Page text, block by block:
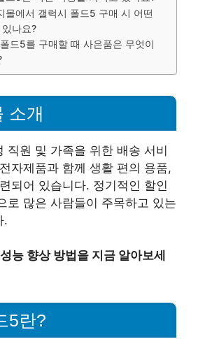
몰에서 갤럭시 폴드5 구매 시 어떤
나요?
드5를 구매할 때 사은품은 무엇이
소개
직원 및 가족을 위한 배송 서비
자제품과 함께 생활 편의 용품,
되어 있습니다. 정기적인 할인
로 많은 사람들이 주목하고 있는
.
능 향상 방법을 지금 알아보세
5란?